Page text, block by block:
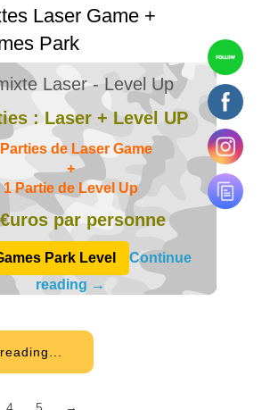
Laser Game +
Park
Laser - Level Up
: Laser + Level UP
de Laser Game
+
1 Partie de Level Up
par personne
Park Level
Continue
reading →